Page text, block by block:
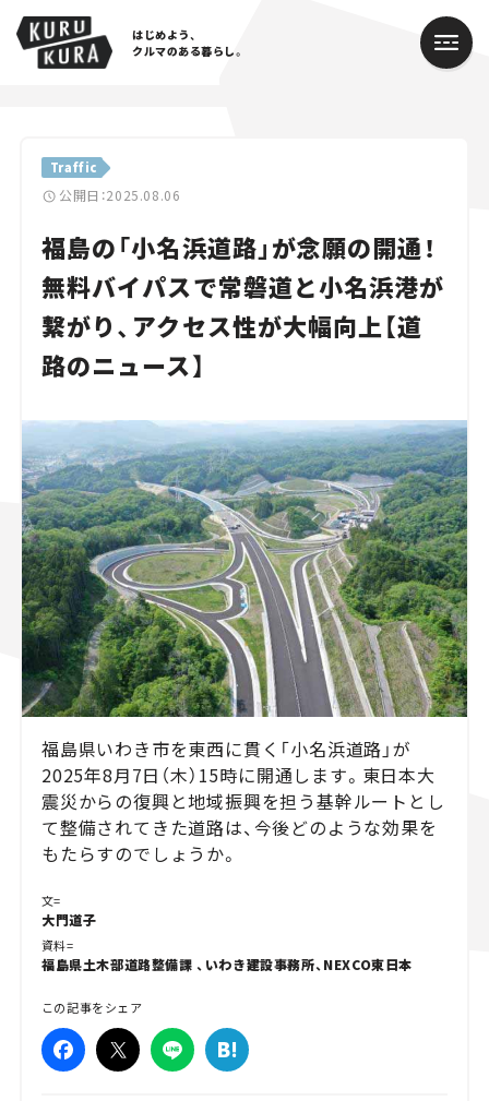
はじめよう、
クルマのある暮らし。
Traffic
公開日：2025.08.06
福島の「小名浜道路」が念願の開通！
無料バイパスで常磐道と小名浜港が
繋がり、アクセス性が大幅向上【道
路のニュース】
福島県いわき市を東西に貫く「小名浜道路」が
2025年8月7日（木）15時に開通します。東日本大
震災からの復興と地域振興を担う基幹ルートとし
て整備されてきた道路は、今後どのような効果を
もたらすのでしょうか。
文=
大門道子
資料=
福島県土木部道路整備課 、いわき建設事務所、NEXCO東日本
この記事をシェア
Cars
Lifestyle
Traffic
Special
Campaign
人気のハッシュタグ
スズキ ジムニー｜Suzuki Jimny
スズキ｜Suzuki
マツダ｜Mazda
マツダ ロードスター｜Mazda Roadster